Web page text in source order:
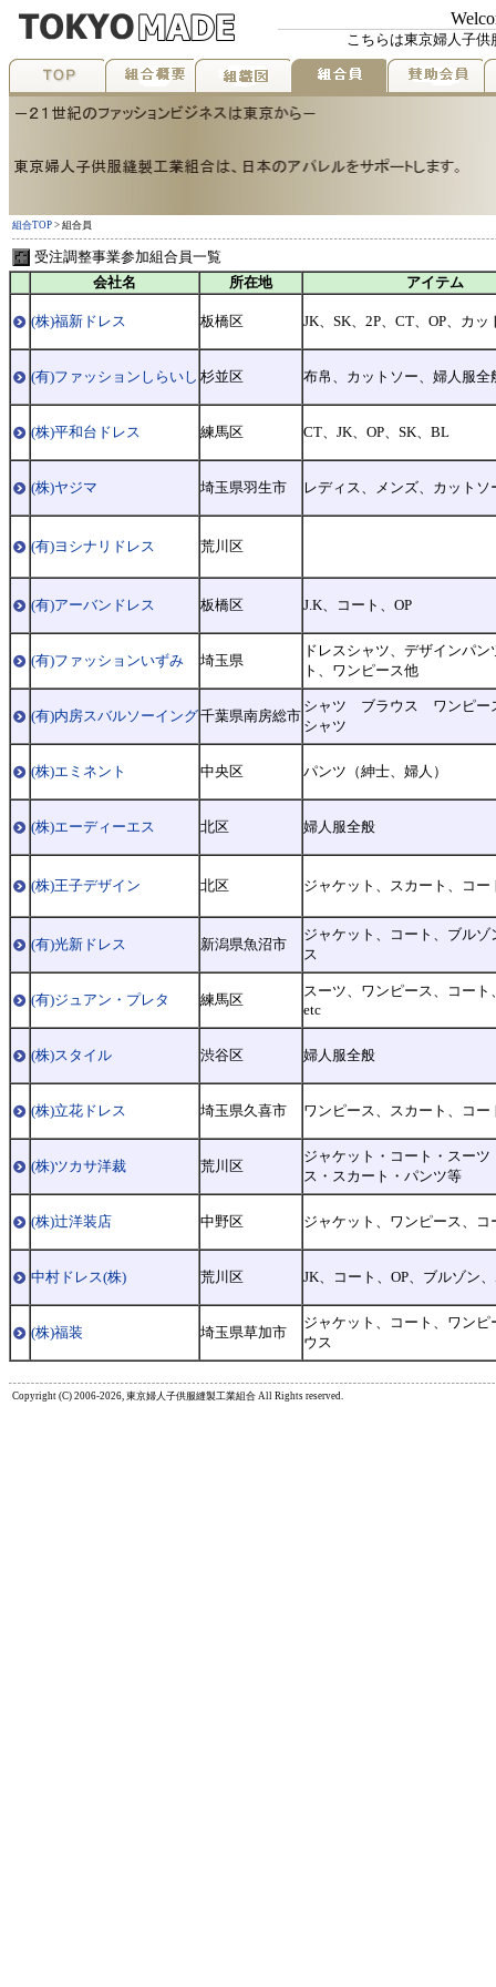
こちらは東京婦人子
組合TOP > 組合員
受注調整事業参加組合員一覧
会社名
所在地 アイテム
(株)福新ドレス 板橋区 JK、SK、2P、CT、OP、カッ
(有)ファッションしらいし 杉並区 布帛、カットソー、婦人服全
(株)平和台ドレス 練馬区 CT、JK、OP、SK、BL
(株)ヤジマ 埼玉県羽生市 レディス、メンズ、カットソ
(有)ヨシナリドレス 荒川区
(有)アーバンドレス 板橋区 J.K、コート、OP
(有)ファッションいずみ 埼玉県
ドレスシャツ、デザインパン
ト、ワンピース他
(有)内房スバルソーイング千葉県南房総市
シャツ ブラウス ワンピ
シャツ
(株)エミネント 中央区 パンツ（紳士、婦人）
(株)エーディーエス 北区 婦人服全般
(株)王子デザイン 北区 ジャケット、スカート、コー
(有)光新ドレス 新潟県魚沼市
ジャケット、コート、ブルゾ
ス
(有)ジュアン・プレタ 練馬区
スーツ、ワンピース、コート
etc
(株)スタイル 渋谷区 婦人服全般
(株)立花ドレス 埼玉県久喜市 ワンピース、スカート、コー
(株)ツカサ洋裁 荒川区
ジャケット・コート・スーツ
ス・スカート・パンツ等
(株)辻洋装店 中野区 ジャケット、ワンピース、コ
中村ドレス(株) 荒川区 JK、コート、OP、ブルゾン
(株)福装 埼玉県草加市
ジャケット、コート、ワンピ
ウス
Copyright (C) 2006-2026, 東京婦人子供服縫製工業組合 All Rights reserved.